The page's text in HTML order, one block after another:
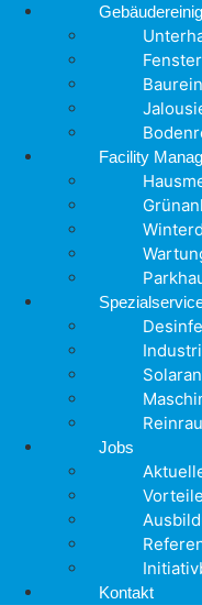
Facility
Jobs
Vorteile
Kontakt